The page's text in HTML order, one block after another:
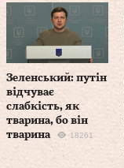
Зеленський: путін
відчуває
слабкість, як
тварина, бо він
тварина
18261